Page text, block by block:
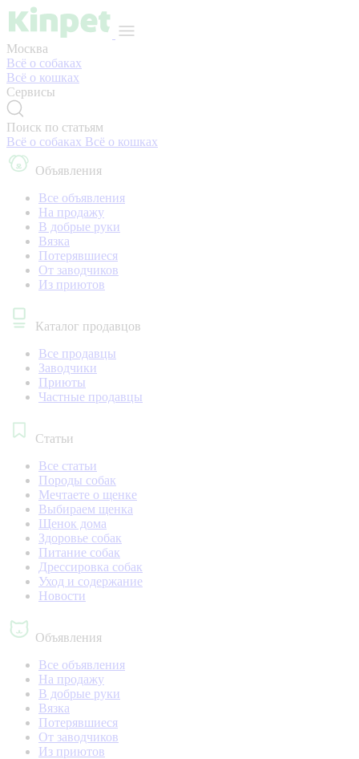
Москва
Всё о собаках
Всё о кошках
Сервисы
Поиск по статьям
Всё о собаках Всё о кошках
Объявления
Все объявления
На продажу
В добрые руки
Вязка
Потерявшиеся
От заводчиков
Из приютов
Каталог продавцов
Все продавцы
Заводчики
Приюты
Частные продавцы
Статьи
Все статьи
Породы собак
Мечтаете о щенке
Выбираем щенка
Щенок дома
Здоровье собак
Питание собак
Дрессировка собак
Уход и содержание
Новости
Объявления
Все объявления
На продажу
В добрые руки
Вязка
Потерявшиеся
От заводчиков
Из приютов